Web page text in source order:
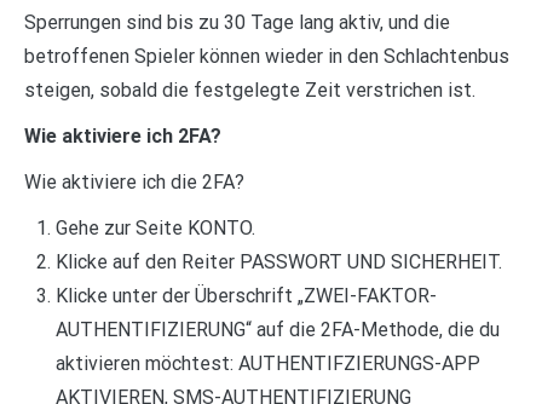
Sperrungen sind bis zu 30 Tage lang aktiv, und die
betroffenen Spieler können wieder in den Schlachtenbus
steigen, sobald die festgelegte Zeit verstrichen ist.
Wie aktiviere ich 2FA?
Wie aktiviere ich die 2FA?
Gehe zur Seite KONTO.
Klicke auf den Reiter PASSWORT UND SICHERHEIT.
Klicke unter der Überschrift „ZWEI-FAKTOR-
AUTHENTIFIZIERUNG“ auf die 2FA-Methode, die du
aktivieren möchtest: AUTHENTIFZIERUNGS-APP
AKTIVIEREN, SMS-AUTHENTIFIZIERUNG